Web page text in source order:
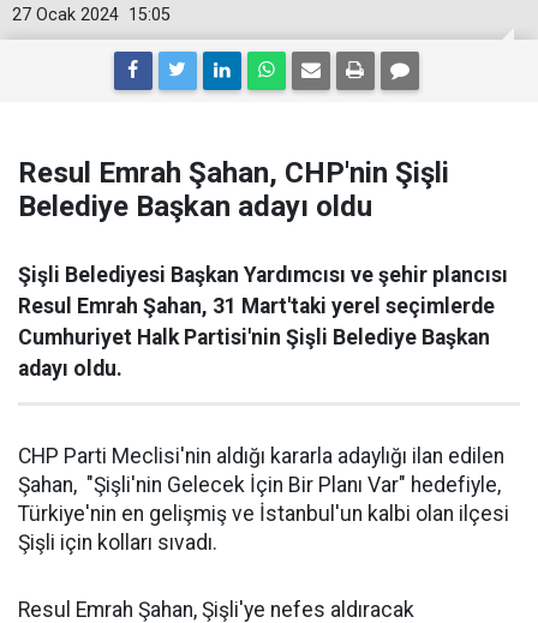
15:05
27 Ocak 2024
Resul Emrah Şahan, CHP'nin Şişli
Belediye Başkan adayı oldu
Şişli Belediyesi Başkan Yardımcısı ve şehir plancısı
Resul Emrah Şahan, 31 Mart'taki yerel seçimlerde
Cumhuriyet Halk Partisi'nin Şişli Belediye Başkan
adayı oldu.
CHP Parti Meclisi'nin aldığı kararla adaylığı ilan edilen
Şahan, "Şişli'nin Gelecek İçin Bir Planı Var" hedefiyle,
Türkiye'nin en gelişmiş ve İstanbul'un kalbi olan ilçesi
Şişli için kolları sıvadı.
Resul Emrah Şahan, Şişli'ye nefes aldıracak